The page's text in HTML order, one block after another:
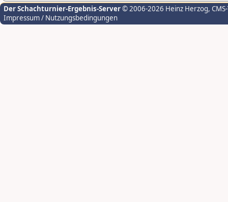
Der Schachturnier-Ergebnis-Server© 2006-2026 Heinz Herzog,
Impressum / Nutzungsbedingungen